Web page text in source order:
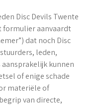
Disc Devils Twente
formulier aanvaardt
dat noch Disc
leden,
kunnen
of enige schade
materiële of
van directe,